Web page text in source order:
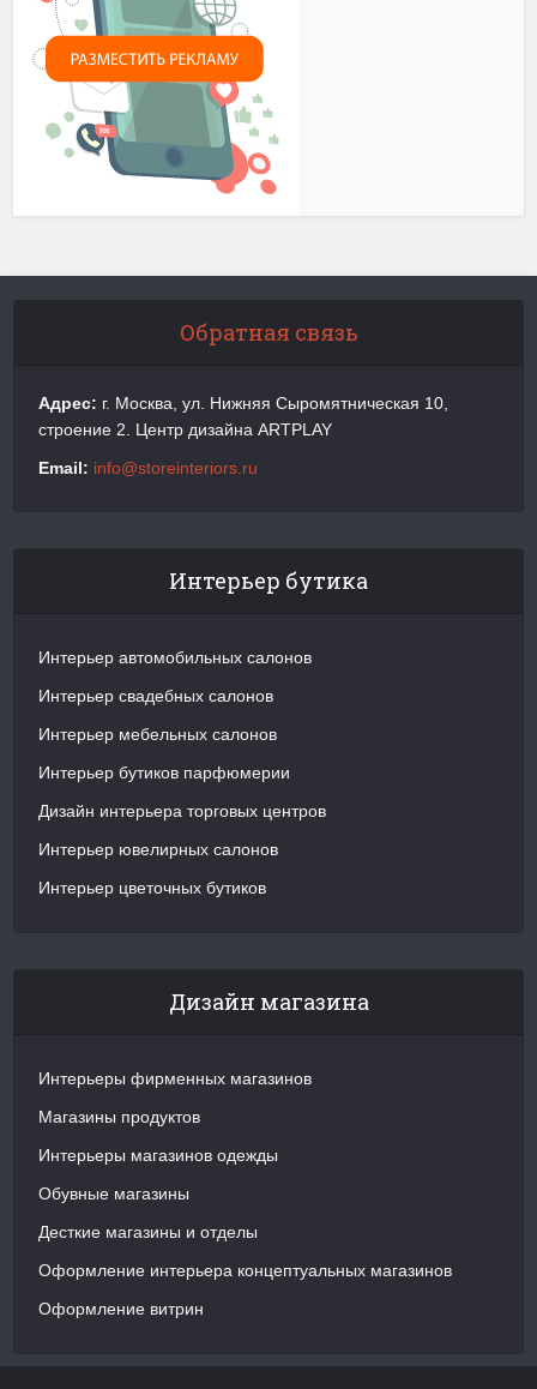
Обратная связь
Адрес: г. Москва, ул. Нижняя Сыромятническая 10,
строение 2. Центр дизайна ARTPLAY
Email: info@storeinteriors.ru
Интерьер бутика
Интерьер автомобильных салонов
Интерьер свадебных салонов
Интерьер мебельных салонов
Интерьер бутиков парфюмерии
Дизайн интерьера торговых центров
Интерьер ювелирных салонов
Интерьер цветочных бутиков
Дизайн магазина
Интерьеры фирменных магазинов
Магазины продуктов
Интерьеры магазинов одежды
Обувные магазины
Десткие магазины и отделы
Оформление интерьера концептуальных магазинов
Оформление витрин